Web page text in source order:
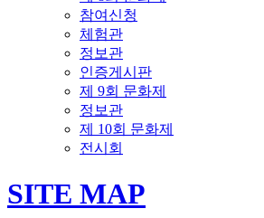
참여신청
체험관
정보관
인증게시판
제 9회 문화제
정보관
제 10회 문화제
전시회
SITE MAP